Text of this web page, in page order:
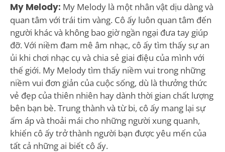
My Melody: My Melody là một nhân vật dịu dàng và
quan tâm với trái tim vàng. Cô ấy luôn quan tâm đến
người khác và không bao giờ ngần ngại đưa tay giúp
đỡ. Với niềm đam mê âm nhạc, cô ấy tìm thấy sự an
ủi khi chơi nhạc cụ và chia sẻ giai điệu của mình với
thế giới. My Melody tìm thấy niềm vui trong những
niềm vui đơn giản của cuộc sống, dù là thưởng thức
vẻ đẹp của thiên nhiên hay dành thời gian chất lượng
bên bạn bè. Trung thành và từ bi, cô ấy mang lại sự
ấm áp và thoải mái cho những người xung quanh,
khiến cô ấy trở thành người bạn được yêu mến của
tất cả những ai biết cô ấy.